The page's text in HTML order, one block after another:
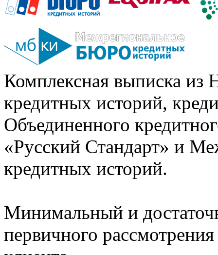
Комплексная выписка из
кредитных историй,
Объединенного
«Русский Стандарт» и
кредитных историй.
Минимальный и
первичного